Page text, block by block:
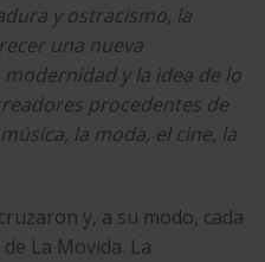
y ostracismo, la
una nueva
y la idea de lo
procedentes de
la moda, el cine, la
y, a su modo, cada
La Movida. La